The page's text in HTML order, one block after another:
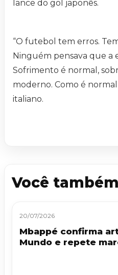
lance do gol japonês.
“O futebol tem erros.
Ninguém pensava que a
Sofrimento é normal,
moderno. Como é
italiano.
Você
20/07/2026
Mbappé confirma
Mundo e repete